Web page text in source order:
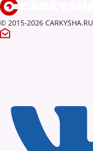
© 2015-2026 CARKYSHA.RU